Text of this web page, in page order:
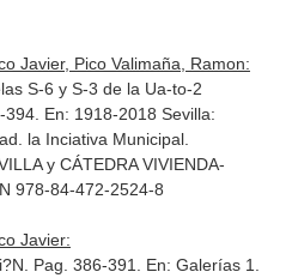
Javier, Pico Valimaña, Ramon:
S-6 y S-3 de la Ua-to-2
En: 1918-2018 Sevilla:
la Inciativa Municipal.
y CÁTEDRA VIVIENDA-
978-84-472-2524-8
Javier:
Pag. 386-391. En: Galerías 1.